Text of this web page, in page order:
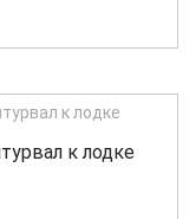
к лодке